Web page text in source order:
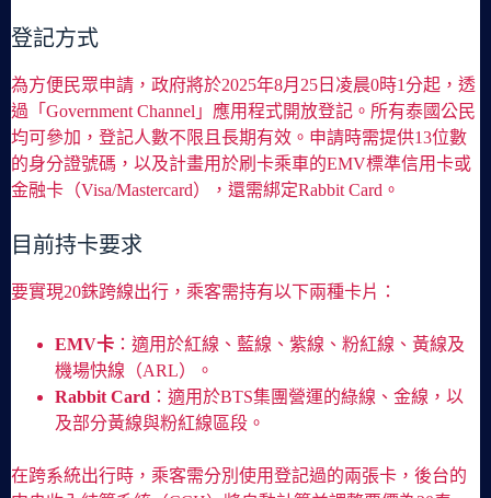
登記方式
為方便民眾申請，政府將於2025年8月25日凌晨0時1分起，透
過「Government Channel」應用程式開放登記。所有泰國公民
均可參加，登記人數不限且長期有效。申請時需提供13位數
的身分證號碼，以及計畫用於刷卡乘車的EMV標準信用卡或
金融卡（Visa/Mastercard），還需綁定Rabbit Card。
目前持卡要求
要實現20銖跨線出行，乘客需持有以下兩種卡片：
EMV卡 ：適用於紅線、藍線、紫線、粉紅線、黃線及
機場快線（ARL）。
Rabbit Card ：適用於BTS集團營運的綠線、金線，以
及部分黃線與粉紅線區段。
在跨系統出行時，乘客需分別使用登記過的兩張卡，後台的